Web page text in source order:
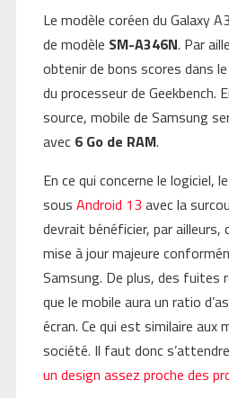
Le modèle coréen du Galaxy
de modèle SM-A346N. Par
obtenir de bons scores dans
du processeur de Geekbench.
source, mobile de Samsung
avec 6 Go de RAM.
En ce qui concerne le logiciel,
sous Android 13 avec la
devrait bénéficier, par ailleurs,
mise à jour majeure
Samsung. De plus, des fuites
que le mobile aura un ratio
écran. Ce qui est similaire aux
société. Il faut donc
un design assez proche des